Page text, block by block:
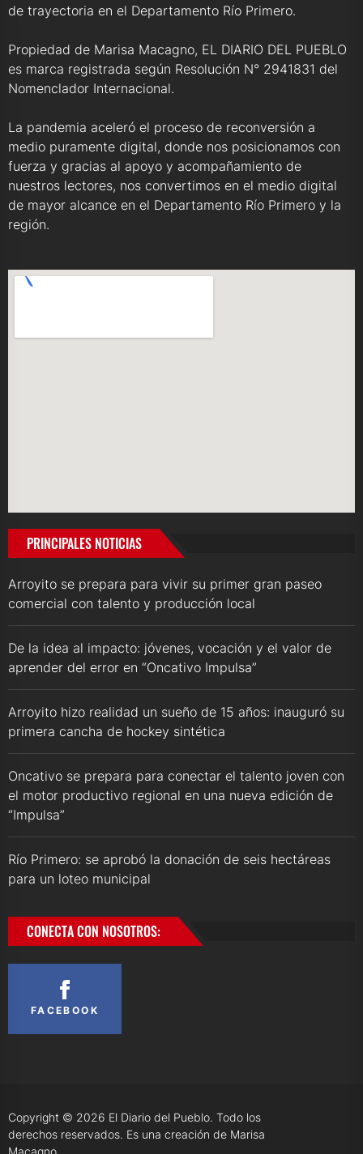
de trayectoria en el Departamento Río Primero.
Propiedad de Marisa Macagno, EL DIARIO DEL PUEBLO
es marca registrada según Resolución N° 2941831 del
Nomenclador Internacional.
La pandemia aceleró el proceso de reconversión a
medio puramente digital, donde nos posicionamos con
fuerza y gracias al apoyo y acompañamiento de
nuestros lectores, nos convertimos en el medio digital
de mayor alcance en el Departamento Río Primero y la
región.
PRINCIPALES NOTICIAS
Arroyito se prepara para vivir su primer gran paseo
comercial con talento y producción local
De la idea al impacto: jóvenes, vocación y el valor de
aprender del error en “Oncativo Impulsa”
Arroyito hizo realidad un sueño de 15 años: inauguró su
primera cancha de hockey sintética
Oncativo se prepara para conectar el talento joven con
el motor productivo regional en una nueva edición de
“Impulsa”
Río Primero: se aprobó la donación de seis hectáreas
para un loteo municipal
CONECTA CON NOSOTROS:
FACEBOOK
Copyright © 2026 El Diario del Pueblo. Todo los
derechos reservados. Es una creación de Marisa
Macagno